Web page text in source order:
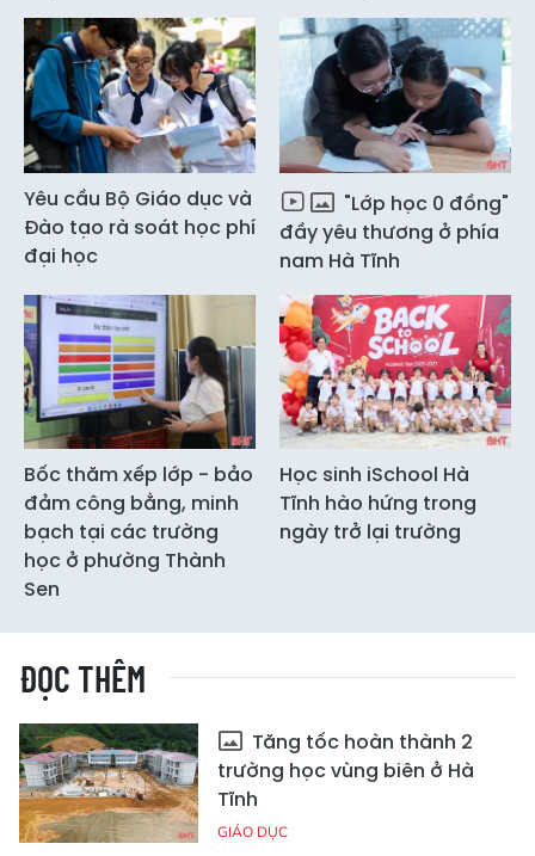
Yêu cầu Bộ Giáo dục và
Đào tạo rà soát học phí
đại học
"Lớp học 0 đồng"
đầy yêu thương ở phía
nam Hà Tĩnh
Bốc thăm xếp lớp - bảo
đảm công bằng, minh
bạch tại các trường
học ở phường Thành
Sen
Học sinh iSchool Hà
Tĩnh hào hứng trong
ngày trở lại trường
ĐỌC THÊM
Tăng tốc hoàn thành 2
trường học vùng biên ở Hà
Tĩnh
GIÁO DỤC